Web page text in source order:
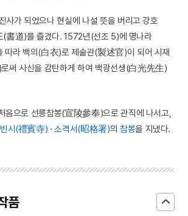
사가 되었으나 현실에 나설 뜻을 버리고 강호
(書道)를 즐겼다. 1572년(선조 5)에 명나라
따라 백의(白衣)로 제술관(製述官)이 되어 시재
써 사신을 감탄하게 하여 백광선생(白光先生)
음으로 선릉참봉(宣陵參奉)으로 관직에 나서고,
시(禮賓寺) · 소격서(昭格署)의 참봉을 지냈다.
품